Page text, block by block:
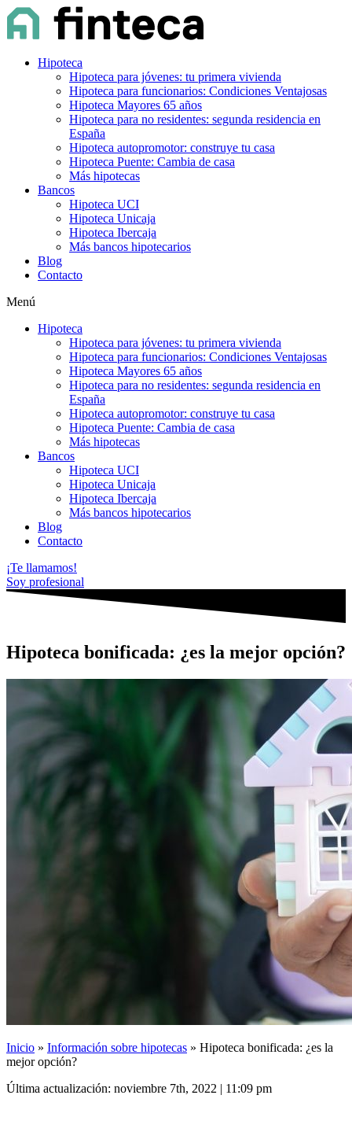
Hipoteca
Hipoteca para jóvenes: tu primera vivienda
Hipoteca para funcionarios: Condiciones Ventajosas
Hipoteca Mayores 65 años
Hipoteca para no residentes: segunda residencia en
España
Hipoteca autopromotor: construye tu casa
Hipoteca Puente: Cambia de casa
Más hipotecas
Bancos
Hipoteca UCI
Hipoteca Unicaja
Hipoteca Ibercaja
Más bancos hipotecarios
Blog
Contacto
Menú
Hipoteca
Hipoteca para jóvenes: tu primera vivienda
Hipoteca para funcionarios: Condiciones Ventajosas
Hipoteca Mayores 65 años
Hipoteca para no residentes: segunda residencia en
España
Hipoteca autopromotor: construye tu casa
Hipoteca Puente: Cambia de casa
Más hipotecas
Bancos
Hipoteca UCI
Hipoteca Unicaja
Hipoteca Ibercaja
Más bancos hipotecarios
Blog
Contacto
¡Te llamamos!
Soy profesional
Hipoteca bonificada: ¿es la mejor opción?
Inicio » Información sobre hipotecas » Hipoteca bonificada: ¿es la
mejor opción?
Última actualización: noviembre 7th, 2022 | 11:09 pm